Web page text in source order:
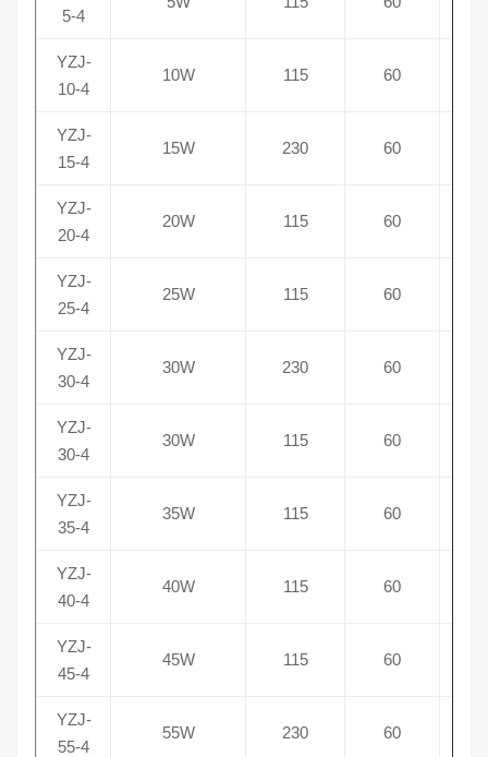
5-4
YZJ-
10-4
10W 115 60
YZJ-
15-4
15W 230 60
YZJ-
20-4
20W 115 60
YZJ-
25-4
25W 115 60
YZJ-
30-4
30W 230 60
YZJ-
30-4
30W 115 60
YZJ-
35-4
35W 115 60
YZJ-
40-4
40W 115 60
YZJ-
45-4
45W 115 60
YZJ-
55-4
55W 230 60